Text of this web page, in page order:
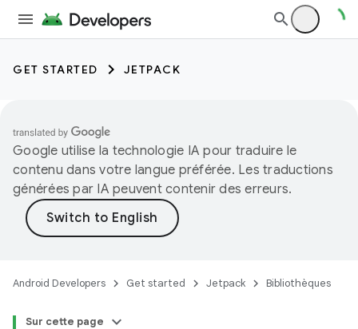
GET STARTED JETPACK
Google utilise la technologie IA pour traduire le
contenu dans votre langue préférée. Les traductions
générées par IA peuvent contenir des erreurs.
Android Developers Get started Jetpack Bibliothèques
Sur cette page